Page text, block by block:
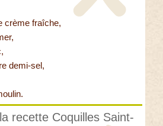
crème fraîche,
demi-sel,
recette Coquilles Saint-